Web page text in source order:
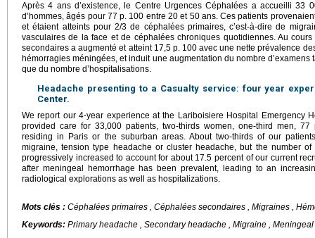
Après 4 ans d’existence, le Centre Urgences Céphalées a accueilli 33
d’hommes, âgés pour 77 p. 100 entre 20 et 50 ans. Ces patients
et étaient atteints pour 2/3 de céphalées primaires, c’est-à-dire de
vasculaires de la face et de céphalées chroniques quotidiennes. Au
secondaires a augmenté et atteint 17,5 p. 100 avec une nette prévalence
hémorragies méningées, et induit une augmentation du nombre
que du nombre d’hospitalisations.
Headache presenting to a Casualty service: four year
Center.
We report our 4-year experience at the Lariboisiere Hospital Emergency
provided care for 33,000 patients, two-thirds women, one-third men,
residing in Paris or the suburban areas. About two-thirds of our
migraine, tension type headache or cluster headache, but the number
progressively increased to account for about 17.5 percent of our current
after meningeal hemorrhage has been prevalent, leading to an
radiological explorations as well as hospitalizations.
Mots clés : Céphalées primaires , Céphalées secondaires , Migraines ,
Keywords: Primary headache , Secondary headache , Migraine ,